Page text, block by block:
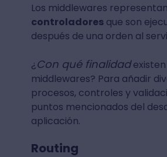
Los middlewares
controladoresque son
después de una orden al
¿Con qué finalidadexisten
middlewares? Para añadir
procesos, controles y
puntos mencionados del
aplicación.
Routing